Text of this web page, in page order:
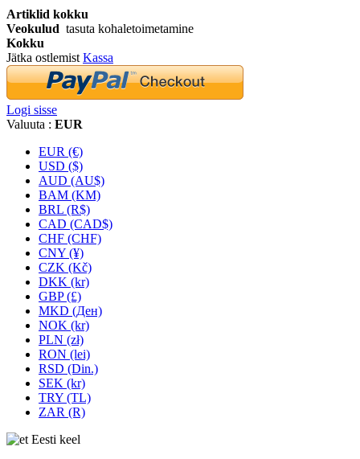
Artiklid kokku
Veokulud tasuta kohaletoimetamine
Kokku
Jätka ostlemistKassa
Logi sisse
Valuuta : EUR
EUR (€)
USD ($)
AUD (AU$)
BAM (KM)
BRL (R$)
CAD (CAD$)
CHF (CHF)
CNY (¥)
CZK (Kč)
DKK (kr)
GBP (£)
MKD (Ден)
NOK (kr)
PLN (zł)
RON (lei)
RSD (Din.)
SEK (kr)
TRY (TL)
ZAR (R)
Eesti keel